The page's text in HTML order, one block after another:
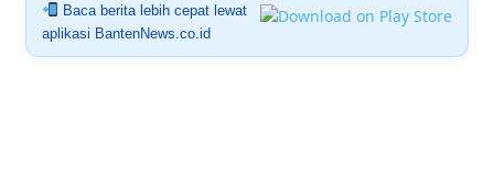
Baca berita lebih cepat lewat
aplikasi BantenNews.co.id